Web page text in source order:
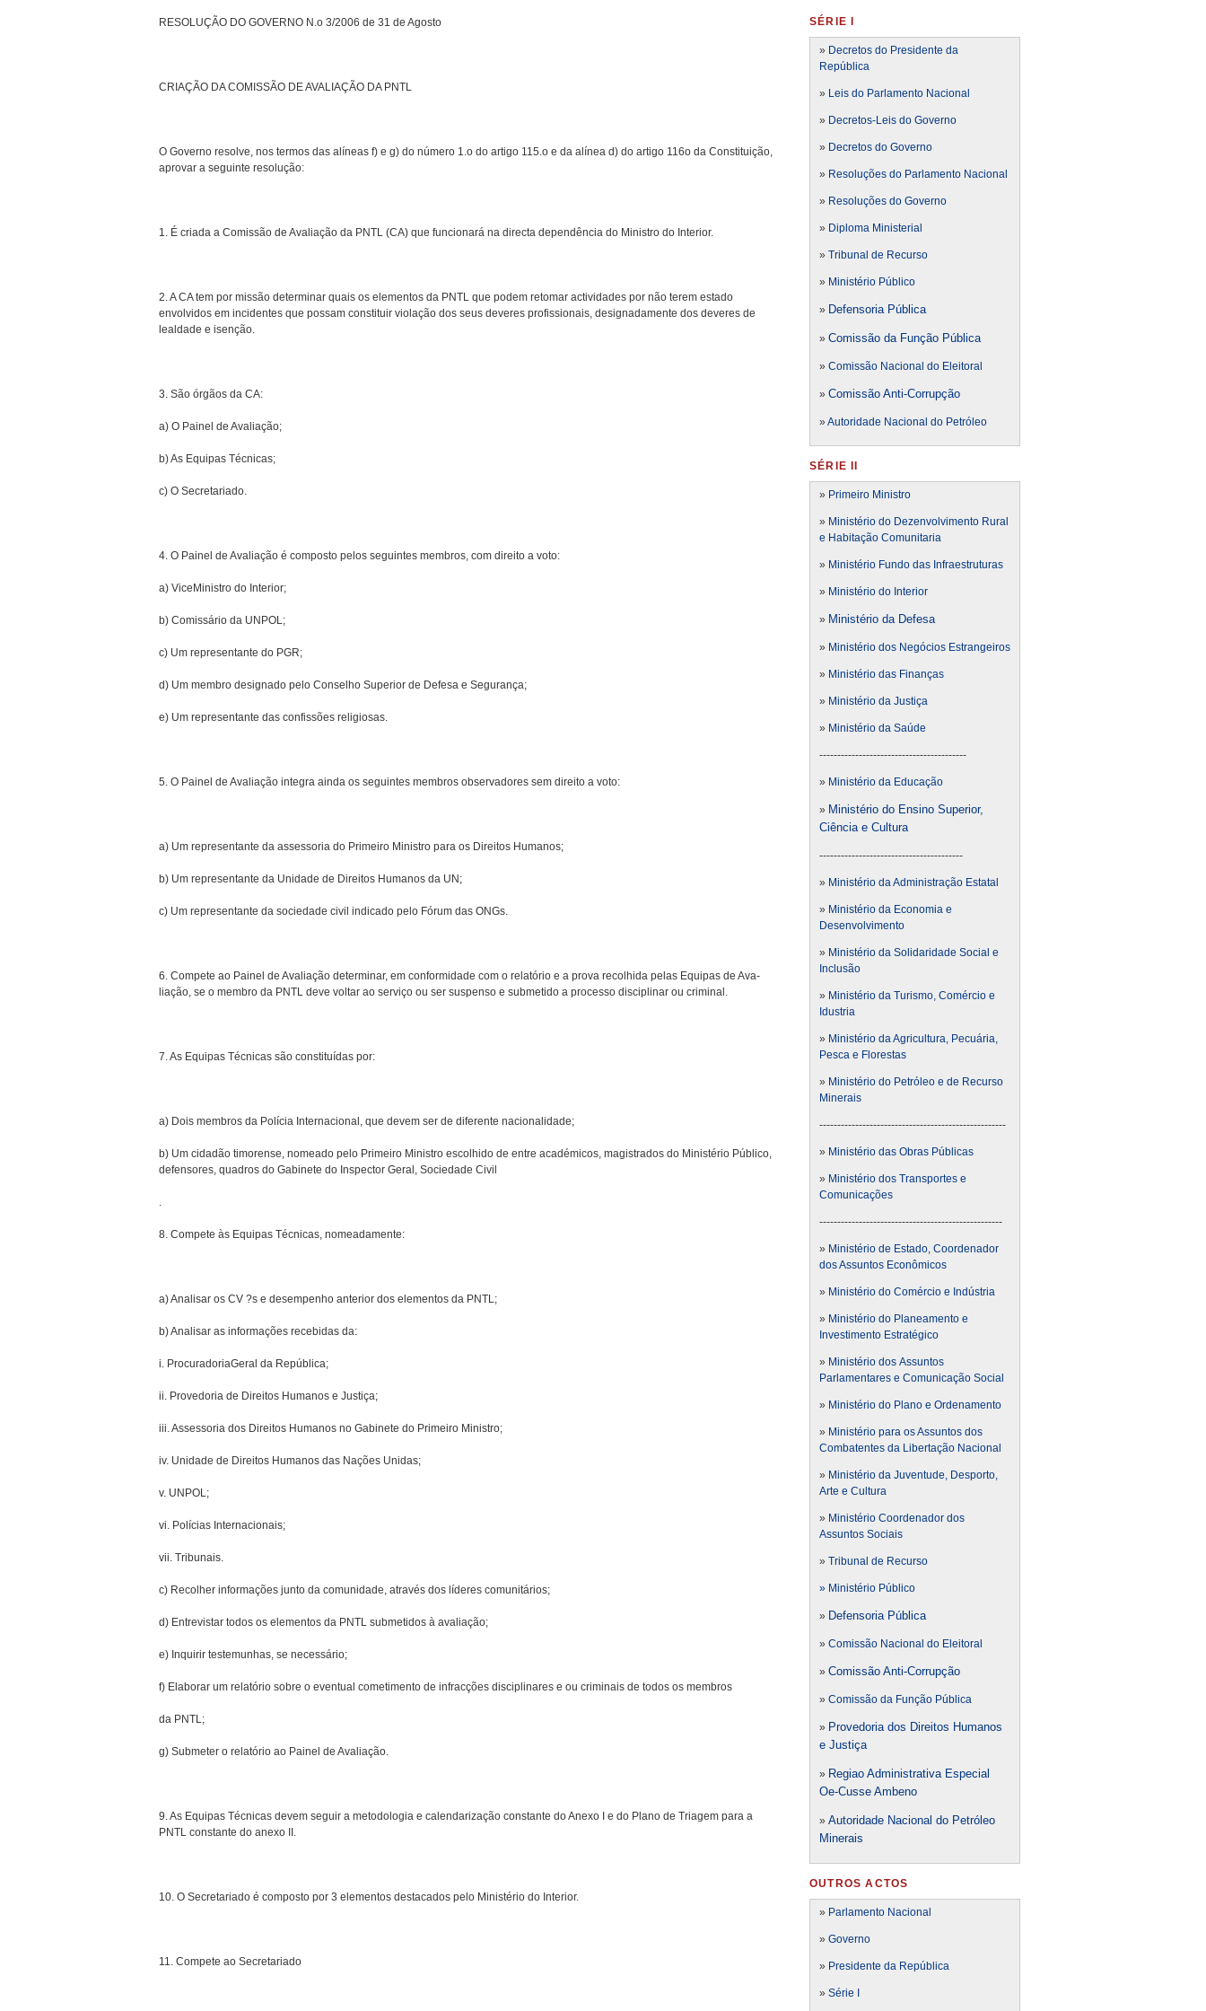
RESOLUÇÃO DO GOVERNO N.o 3/2006 de 31 de Agosto
CRIAÇÃO DA COMISSÃO DE AVALIAÇÃO DA PNTL
O Governo resolve, nos termos das alíneas f) e g) do número 1.o do artigo 115.o e da alínea d) do artigo 116o da Constituição,
aprovar a seguinte resolução:
1. É criada a Comissão de Avaliação da PNTL (CA) que fun­cionará na directa dependência do Ministro do Interior.
2. A CA tem por missão determinar quais os elementos da PNTL que podem retomar actividades por não terem estado
envolvidos em incidentes que possam constituir violação dos seus deveres profissionais, designadamente dos deveres de
lealdade e isenção.
3. São órgãos da CA:
a) O Painel de Avaliação;
b) As Equipas Técnicas;
c) O Secretariado.
4. O Painel de Avaliação é composto pelos seguintes membros, com direito a voto:
a) Vice­Ministro do Interior;
b) Comissário da UNPOL;
c) Um representante do PGR;
d) Um membro designado pelo Conselho Superior de Defesa e Segurança;
e) Um representante das confissões religiosas.
5. O Painel de Avaliação integra ainda os seguintes membros observadores sem direito a voto:
a) Um representante da assessoria do Primeiro Ministro para os Direitos Humanos;
b) Um representante da Unidade de Direitos Humanos da UN;
c) Um representante da sociedade civil indicado pelo Fórum das ONGs.
6. Compete ao Painel de Avaliação determinar, em conformidade com o relatório e a prova recolhida pelas Equipas de Ava­
liação, se o membro da PNTL deve voltar ao serviço ou ser suspenso e submetido a processo disciplinar ou criminal.
7. As Equipas Técnicas são constituídas por:
a) Dois membros da Polícia Internacional, que devem ser de diferente nacionalidade;
b) Um cidadão timorense, nomeado pelo Primeiro Ministro escolhido de entre académicos, magistrados do Ministério Público,
defensores, quadros do Gabinete do Inspector Geral, Sociedade Civil
.
8. Compete às Equipas Técnicas, nomeadamente:
a) Analisar os CV ?s e desempenho anterior dos elementos da PNTL;
b) Analisar as informações recebidas da:
i. Procuradoria­Geral da República;
ii. Provedoria de Direitos Humanos e Justiça;
iii. Assessoria dos Direitos Humanos no Gabinete do Primeiro Ministro;
iv. Unidade de Direitos Humanos das Nações Unidas;
v. UNPOL;
vi. Polícias Internacionais;
vii. Tribunais.
c) Recolher informações junto da comunidade, através dos líderes comunitários;
d) Entrevistar todos os elementos da PNTL submetidos à avaliação;
e) Inquirir testemunhas, se necessário;
f) Elaborar um relatório sobre o eventual cometimento de infracções disciplinares e ou criminais de todos os membros
da PNTL;
g) Submeter o relatório ao Painel de Avaliação.
9. As Equipas Técnicas devem seguir a metodologia e calendarização constante do Anexo I e do Plano de Triagem para a
PNTL constante do anexo II.
10. O Secretariado é composto por 3 elementos destacados pelo Ministério do Interior.
11. Compete ao Secretariado
SÉRIE I
» Decretos do Presidente da
República
» Leis do Parlamento Nacional
» Decretos-Leis do Governo
» Decretos do Governo
» Resoluções do Parlamento Nacional
» Resoluções do Governo
» Diploma Ministerial
» Tribunal de Recurso
» Ministério Público
» Defensoria Pública
» Comissão da Função Pública
» Comissão Nacional do Eleitoral
» Comissão Anti-Corrupção
» Autoridade Nacional do Petróleo
SÉRIE II
» Primeiro Ministro
» Ministério do Dezenvolvimento Rural
e Habitação Comunitaria
» Ministério Fundo das Infraestruturas
» Ministério do Interior
» Ministério da Defesa
» Ministério dos Negócios Estrangeiros
» Ministério das Finanças
» Ministério da Justiça
» Ministério da Saúde
-----------------------------------------
» Ministério da Educação
» Ministério do Ensino Superior,
Ciência e Cultura
----------------------------------------
» Ministério da Administração Estatal
» Ministério da Economia e
Desenvolvimento
» Ministério da Solidaridade Social e
Inclusão
» Ministério da Turismo, Comércio e
Idustria
» Ministério da Agricultura, Pecuária,
Pesca e Florestas
» Ministério do Petróleo e de Recurso
Minerais
----------------------------------------------------
» Ministério das Obras Públicas
» Ministério dos Transportes e
Comunicações
---------------------------------------------------
» Ministério de Estado, Coordenador
dos Assuntos Econômicos
» Ministério do Comércio e Indústria
» Ministério do Planeamento e
Investimento Estratégico
» Ministério dos Assuntos
Parlamentares e Comunicação Social
» Ministério do Plano e Ordenamento
» Ministério para os Assuntos dos
Combatentes da Libertação Nacional
» Ministério da Juventude, Desporto,
Arte e Cultura
» Ministério Coordenador dos
Assuntos Sociais
» Tribunal de Recurso
» Ministério Público
» Defensoria Pública
» Comissão Nacional do Eleitoral
» Comissão Anti-Corrupção
» Comissão da Função Pública
» Provedoria dos Direitos Humanos
e Justiça
» Regiao Administrativa Especial
Oe-Cusse Ambeno
» Autoridade Nacional do Petróleo
Minerais
OUTROS ACTOS
» Parlamento Nacional
» Governo
» Presidente da República
» Série I